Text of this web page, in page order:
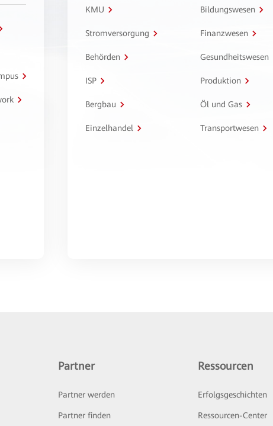
KMU Bildungswesen
Stromversorgung Finanzwesen
Behörden Gesundheitswesen
ISP Produktion
Bergbau Öl und Gas
Einzelhandel Transportwesen
Partner
Partner werden
Partner finden
Ressourcen
Erfolgsgeschichten
Ressourcen-Center